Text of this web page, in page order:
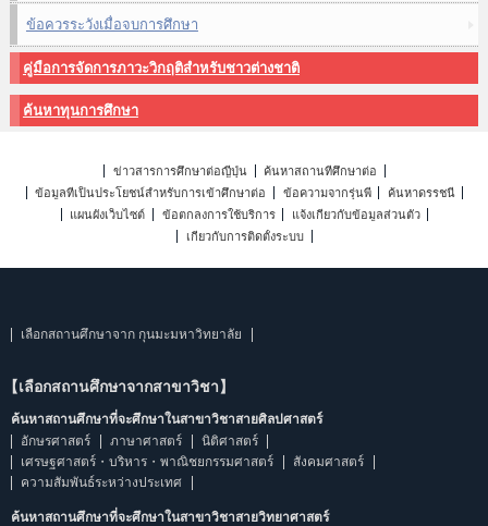
ข้อควรระวังเมื่อจบการศึกษา
คู่มือการจัดการภาวะวิกฤติสำหรับชาวต่างชาติ
ค้นหาทุนการศึกษา
ข่าวสารการศึกษาต่อญี่ปุ่น
ค้นหาสถานที่ศึกษาต่อ
ข้อมูลที่เป็นประโยชน์สำหรับการเข้าศึกษาต่อ
ข้อความจากรุ่นพี่
ค้นหาดรรชนี
แผนผังเว็บไซต์
ข้อตกลงการใช้บริการ
แจ้งเกี่ยวกับข้อมูลส่วนตัว
เกี่ยวกับการติดตั้งระบบ
เลือกสถานศึกษาจาก กุนมะมหาวิทยาลัย
【เลือกสถานศึกษาจากสาขาวิชา】
ค้นหาสถานศึกษาที่จะศึกษาในสาขาวิชาสายศิลปศาสตร์
อักษรศาสตร์
ภาษาศาสตร์
นิติศาสตร์
เศรษฐศาสตร์・บริหาร・พาณิชยกรรมศาสตร์
สังคมศาสตร์
ความสัมพันธ์ระหว่างประเทศ
ค้นหาสถานศึกษาที่จะศึกษาในสาขาวิชาสายวิทยาศาสตร์